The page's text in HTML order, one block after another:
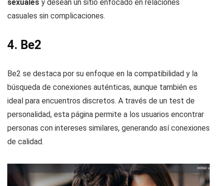
sexuales y desean un sitio enfocado en relaciones
casuales sin complicaciones.
4. Be2
Be2 se destaca por su enfoque en la compatibilidad y la
búsqueda de conexiones auténticas, aunque también es
ideal para encuentros discretos. A través de un test de
personalidad, esta página permite a los usuarios encontrar
personas con intereses similares, generando así conexiones
de calidad.